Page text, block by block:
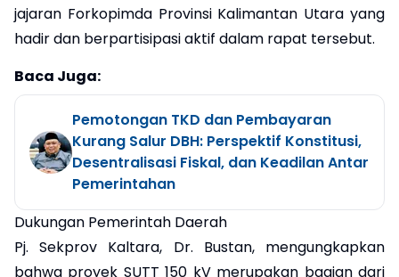
jajaran Forkopimda Provinsi Kalimantan Utara yang
hadir dan berpartisipasi aktif dalam rapat tersebut.
Baca Juga:
Pemotongan TKD dan Pembayaran
Kurang Salur DBH: Perspektif Konstitusi,
Desentralisasi Fiskal, dan Keadilan Antar
Pemerintahan
Dukungan Pemerintah Daerah
Pj. Sekprov Kaltara, Dr. Bustan, mengungkapkan
bahwa proyek SUTT 150 kV merupakan bagian dari